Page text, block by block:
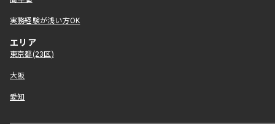
実務経験が浅い方OK
エリア
東京都(23区)
大阪
愛知